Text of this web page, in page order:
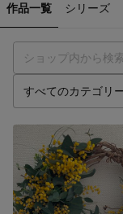
作品一覧 シリーズ